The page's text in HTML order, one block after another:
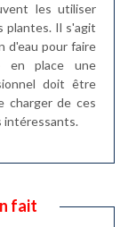
les utiliser
plantes. Il s'agit
d'eau pour faire
en place une
doit être
charger de ces
intéressants.
fait